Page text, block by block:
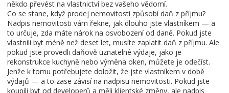
někdo převést na vlastnictví bez vašeho vědomí.
Co se stane, když prodej nemovitosti způsobí daň z příjmu?
Nadpis nemovitosti vám řekne, jak dlouho jste vlastníkem — a
to určuje, zda máte nárok na osvobození od daně. Pokud jste
vlastnili byt méně než deset let, musíte zaplatit daň z příjmu. Ale
pokud jste provedli daňově uznatelné výdaje, jako je
rekonstrukce kuchyně nebo výměna oken, můžete je odečíst.
Jenže k tomu potřebujete doložit, že jste vlastníkem v době
výdajů — a to zase závisí na nadpisu nemovitosti. Pokud jste
koupili byt od developerů a měli klientské změny, ale nadpis